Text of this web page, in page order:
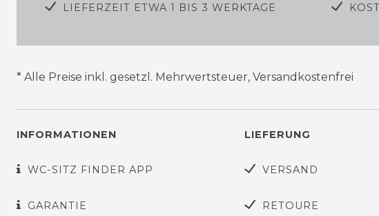
LIEFERZEIT ETWA 1 BIS 3 WERKTAGE
* Alle Preise inkl. gesetzl. Mehrwertsteuer, Versandkostenfrei
INFORMATIONEN
WC-SITZ FINDER APP
GARANTIE
LIEFERUNG
VERSAND
RETOURE